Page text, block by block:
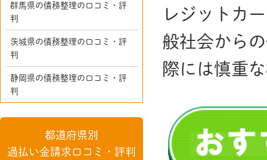
レジットカ
般社会から
際には慎重
群馬県の債務整理の口コミ・評
判
茨城県の債務整理の口コミ・評
判
静岡県の債務整理の口コミ・評
判
都道府県別
過払い金請求口コミ・評判